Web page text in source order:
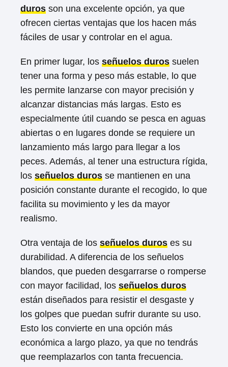
duros son una excelente opción, ya que
ofrecen ciertas ventajas que los hacen más
fáciles de usar y controlar en el agua.
En primer lugar, los señuelos duros suelen
tener una forma y peso más estable, lo que
les permite lanzarse con mayor precisión y
alcanzar distancias más largas. Esto es
especialmente útil cuando se pesca en aguas
abiertas o en lugares donde se requiere un
lanzamiento más largo para llegar a los
peces. Además, al tener una estructura rígida,
los señuelos duros se mantienen en una
posición constante durante el recogido, lo que
facilita su movimiento y les da mayor
realismo.
Otra ventaja de los señuelos duros es su
durabilidad. A diferencia de los señuelos
blandos, que pueden desgarrarse o romperse
con mayor facilidad, los señuelos duros
están diseñados para resistir el desgaste y
los golpes que puedan sufrir durante su uso.
Esto los convierte en una opción más
económica a largo plazo, ya que no tendrás
que reemplazarlos con tanta frecuencia.